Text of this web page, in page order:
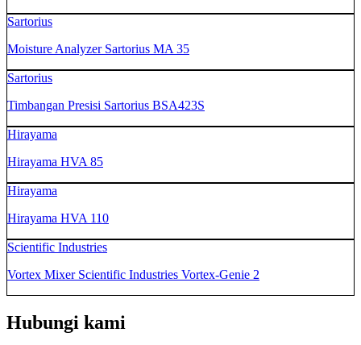
Sartorius
Moisture Analyzer Sartorius MA 35
Sartorius
Timbangan Presisi Sartorius BSA423S
Hirayama
Hirayama HVA 85
Hirayama
Hirayama HVA 110
Scientific Industries
Vortex Mixer Scientific Industries Vortex-Genie 2
Hubungi kami